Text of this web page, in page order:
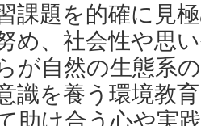
課題を的確に見
め、社会性や思
が自然の生態系
識を養う環境教
助け合う心や実